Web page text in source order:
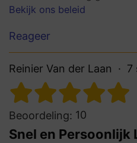
Bekijk ons beleid
Reageer
Reinier Van der Laan 7
Beoordeling: 10
Snel en Persoonlijk